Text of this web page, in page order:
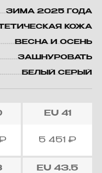
ЗИМА 2025 ГОДА
КОЖА
ВЕСНА И ОСЕНЬ
ЗАШНУРОВАТЬ
БЕЛЫЙ СЕРЫЙ
EU 41
5 451 ₽
EU 43.5